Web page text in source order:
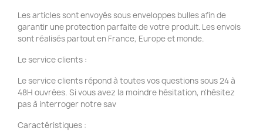
Les articles sont envoyés sous enveloppes bulles afin de
garantir une protection parfaite de votre produit. Les envois
sont réalisés partout en France, Europe et monde.
Le service clients :
Le service clients répond à toutes vos questions sous 24 à
48H ouvrées. Si vous avez la moindre hésitation, n'hésitez
pas à interroger notre sav
Caractéristiques :